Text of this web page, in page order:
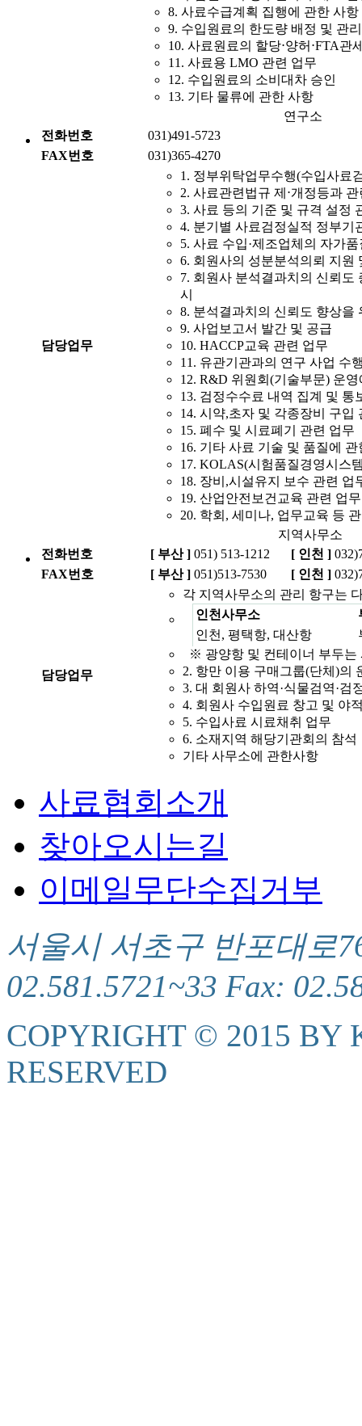
8. 사료수급계획 집행에 관한 사항
9. 수입원료의 한도량 배정 및 관리
10. 사료원료의 할당⋅양허⋅FTA관
11. 사료용 LMO 관련 업무
12. 수입원료의 소비대차 승인
13. 기타 물류에 관한 사항
연구소
전화번호
031)491-5723
FAX번호
031)365-4270
담당업무
1. 정부위탁업무수행(수입사료
2. 사료관련법규 제⋅개정등과
3. 사료 등의 기준 및 규격 설정
4. 분기별 사료검정실적 정부기
5. 사료 수입·제조업체의 자가
6. 회원사의 성분분석의뢰 지원
7. 회원사 분석결과치의 신뢰도
시
8. 분석결과치의 신뢰도 향상을
9. 사업보고서 발간 및 공급
10. HACCP교육 관련 업무
11. 유관기관과의 연구 사업 수
12. R&D 위원회(기술부문) 운
13. 검정수수료 내역 집계 및 통
14. 시약,초자 및 각종장비 구입
15. 폐수 및 시료폐기 관련 업무
16. 기타 사료 기술 및 품질에
17. KOLAS(시험품질경영시스
18. 장비,시설유지 보수 관련 업
19. 산업안전보건교육 관련 업무
20. 학회, 세미나, 업무교육 등
지역사무소
전화번호
[ 부산 ] 051) 513-1212 [ 인천 ]
FAX번호
[ 부산 ] 051)513-7530 [ 인천 ]
담당업무
각 지역사무소의 관리 항구는
인천사무소
인천, 평택항, 대산항
※ 광양항 및 컨테이너 부두는
2. 항만 이용 구매그룹(단체)의
3. 대 회원사 하역·식물검역·검
4. 회원사 수입원료 창고 및 야
5. 수입사료 시료채취 업무
6. 소재지역 해당기관회의 참석
기타 사무소에 관한사항
사료협회소개
찾아오시는길
이메일무단수집거부
서울시 서초구 반포대로
02.581.5721~33 Fax:
COPYRIGHT © 2015 BY
RESERVED